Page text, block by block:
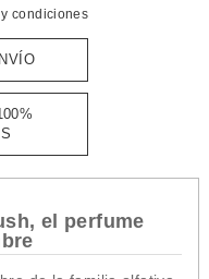
condiciones
el perfume